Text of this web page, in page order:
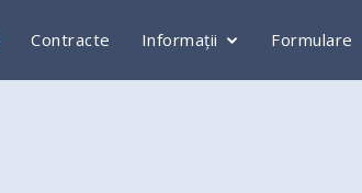
Contracte Informații Formulare